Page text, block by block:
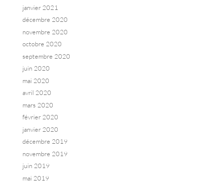
janvier 2021
décembre 2020
novembre 2020
octobre 2020
septembre 2020
juin 2020
mai 2020
avril 2020
mars 2020
février 2020
janvier 2020
décembre 2019
novembre 2019
juin 2019
mai 2019